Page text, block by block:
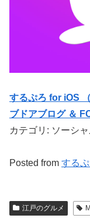
するぷろ for iOS
ブドアブログ ＆
カテゴリ: ソーシ
Posted from する
江戸のグルメ